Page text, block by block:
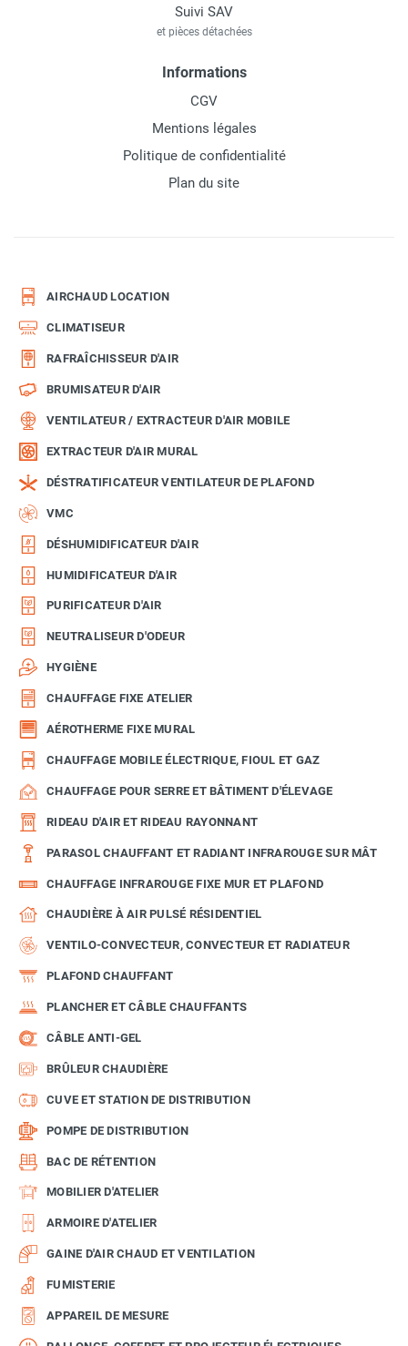
Suivi SAV
et pièces détachées
Informations
CGV
Mentions légales
Politique de confidentialité
Plan du site
AIRCHAUD LOCATION
CLIMATISEUR
RAFRAÎCHISSEUR D'AIR
BRUMISATEUR D'AIR
VENTILATEUR / EXTRACTEUR D'AIR MOBILE
EXTRACTEUR D'AIR MURAL
DÉSTRATIFICATEUR VENTILATEUR DE PLAFOND
VMC
DÉSHUMIDIFICATEUR D'AIR
HUMIDIFICATEUR D'AIR
PURIFICATEUR D'AIR
NEUTRALISEUR D'ODEUR
HYGIÈNE
CHAUFFAGE FIXE ATELIER
AÉROTHERME FIXE MURAL
CHAUFFAGE MOBILE ÉLECTRIQUE, FIOUL ET GAZ
CHAUFFAGE POUR SERRE ET BÂTIMENT D'ÉLEVAGE
RIDEAU D'AIR ET RIDEAU RAYONNANT
PARASOL CHAUFFANT ET RADIANT INFRAROUGE SUR MÂT
CHAUFFAGE INFRAROUGE FIXE MUR ET PLAFOND
CHAUDIÈRE À AIR PULSÉ RÉSIDENTIEL
VENTILO-CONVECTEUR, CONVECTEUR ET RADIATEUR
PLAFOND CHAUFFANT
PLANCHER ET CÂBLE CHAUFFANTS
CÂBLE ANTI-GEL
BRÛLEUR CHAUDIÈRE
CUVE ET STATION DE DISTRIBUTION
POMPE DE DISTRIBUTION
BAC DE RÉTENTION
MOBILIER D'ATELIER
ARMOIRE D'ATELIER
GAINE D'AIR CHAUD ET VENTILATION
FUMISTERIE
APPAREIL DE MESURE